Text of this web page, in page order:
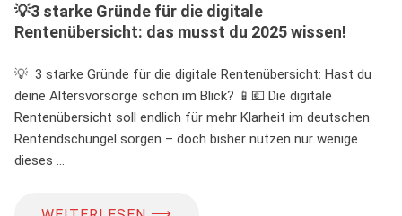
💡3 starke Gründe für die digitale
Rentenübersicht: das musst du 2025 wissen!
💡 3 starke Gründe für die digitale Rentenübersicht: Hast du
deine Altersvorsorge schon im Blick? 📱💶 Die digitale
Rentenübersicht soll endlich für mehr Klarheit im deutschen
Rentendschungel sorgen – doch bisher nutzen nur wenige
dieses …